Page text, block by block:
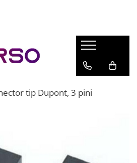
tip Dupont, 3 pini